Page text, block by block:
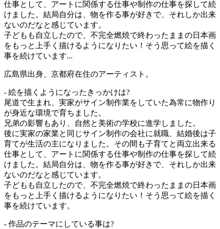
仕事として、アートに関係する仕事や制作の仕事を探して続
けました。結局自分は、物を作る事が好きで、それしか出来
ないのだなと感じています。
子どもも自立したので、不完全燃焼で終わったままの日本画
をもっと上手く描けるようになりたい！そう思って絵を描く
事を続けています...
広島県出身、京都府在住のアーティスト。
- 絵を描くようになったきっかけは?
尾道で生まれ、実家がサイン制作業をしていた為常に物作り
が身近な環境で育ちました。
兄弟の影響もあり、自然と美術の学校に進学しました。
後に実家の家業と同じサイン制作の会社に就職、結婚後は子
育てが生活の主になりました。その間も子育てと両立出来る
仕事として、アートに関係する仕事や制作の仕事を探して続
けました。結局自分は、物を作る事が好きで、それしか出来
ないのだなと感じています。
子どもも自立したので、不完全燃焼で終わったままの日本画
をもっと上手く描けるようになりたい！そう思って絵を描く
事を続けています。
- 作品のテーマにしている事は?